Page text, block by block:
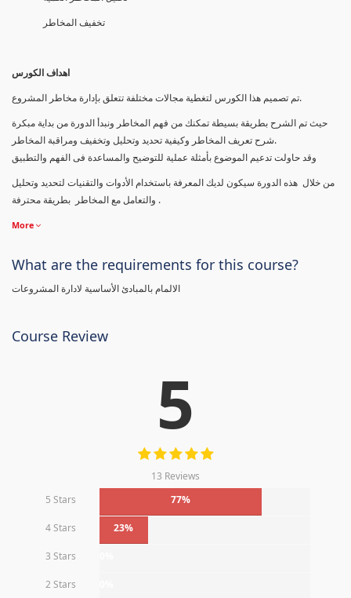
تخفيف المخاطر
اهداف الكورس
تم تصمیم ھذا الكورس لتغطیة مجالات مختلفة تتعلق بإدارة مخاطر المشروع.
حيث تم الشرح بطريقة بسيطة تمكنك من فهم المخاطر ونبدأ الدورة من بداية مبكرة
شرح تعريف المخاطر وكيفية تحديد وتحليل وتخفيف ومراقبة المخاطر.
وقد حاولت تدعيم الموضوع بأمثلة عملية للتوضيح والمساعدة فى الفهم والتطبيق
من خلال هذه الدورة سيكون لديك المعرفة باستخدام الأدوات والتقنيات لتحديد وتحليل
والتعامل مع المخاطر بطريقة محترفة .
More
What are the requirements for this course?
الالمام بالمبادئ الأساسية لادارة المشروعات
Course Review
5
13 Reviews
5 Stars
77%
4 Stars 23%
3 Stars
2 Stars